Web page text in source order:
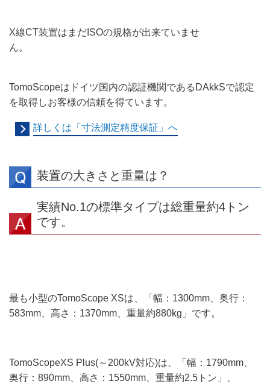
X線CT装置はまだISOの規格が出来ていませ
ん。
TomoScopeはドイツ国内の認証機関であるDAkkSで認定
を取得しお客様の信頼を得ています。
詳しくは「寸法測定精度保証」へ
装置の大きさと重量は？
実績No.1の標準タイプは総重量約4トン
です。
最も小型のTomoScope XSは、「幅：1300mm、奥行：
583mm、高さ：1370mm、重量約880kg」です。
TomoScopeXS Plus(～200kV対応)は、「幅：1790mm、
奥行：890mm、高さ：1550mm、重量約2.5トン」、